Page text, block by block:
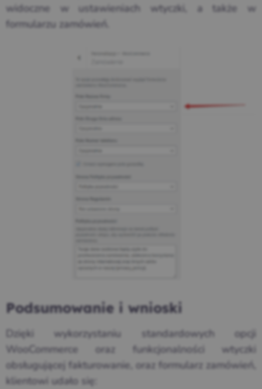
widoczne w ustawieniach wtyczki, a także w
formularzu zamówień.
Podsumowanie i wnioski
Dzięki wykorzystaniu standardowych opcji
WooCommerce oraz funkcjonalności wtyczki
obsługującej fakturowanie, oraz formularz zamówień,
klientowi udało się: